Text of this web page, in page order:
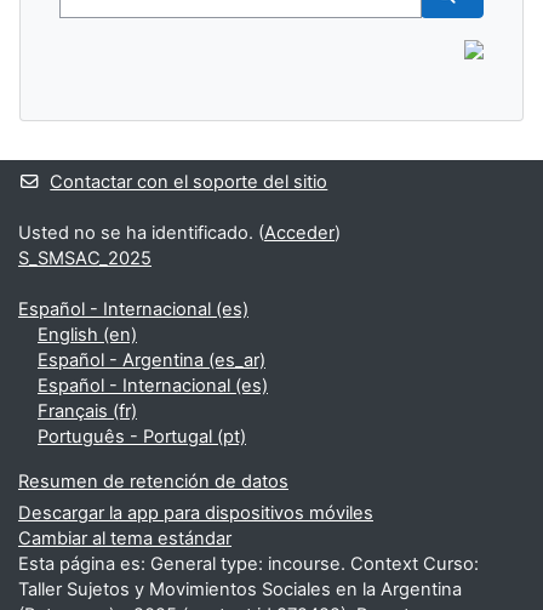
Buscar
Contactar con el soporte del sitio
Usted no se ha identificado. (Acceder)
S_SMSAC_2025
Español - Internacional ‎(es)‎
English ‎(en)‎
Español - Argentina ‎(es_ar)‎
Español - Internacional ‎(es)‎
Français ‎(fr)‎
Português - Portugal ‎(pt)‎
Resumen de retención de datos
Descargar la app para dispositivos móviles
Cambiar al tema estándar
Esta página es: General type: incourse. Context Curso:
Taller Sujetos y Movimientos Sociales en la Argentina